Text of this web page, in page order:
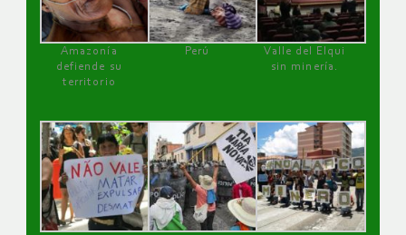
Amazonía
defiende su
territorio
Perú
Valle del Elqui
sin minería.